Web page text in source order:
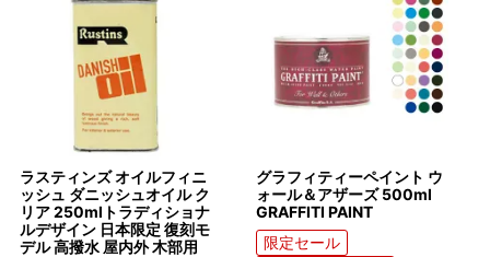
ラスティンズ オイルフィニ
ッシュ ダニッシュオイル ク
リア 250mlトラディショナ
ルデザイン 日本限定 復刻モ
デル 高撥水 屋内外 木部用
グラフィティーペイント ウ
ォール＆アザーズ 500ml
GRAFFITI PAINT
限定セール